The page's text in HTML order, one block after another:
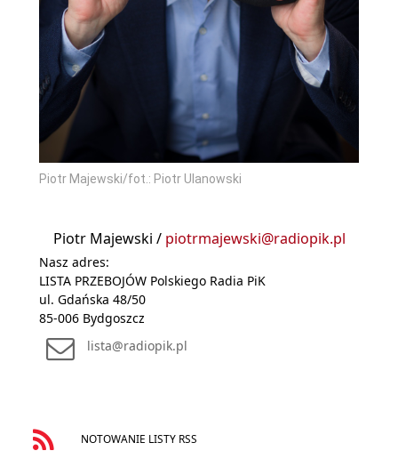
Piotr Majewski/fot.: Piotr Ulanowski
Piotr Majewski / piotrmajewski@radiopik.pl
Nasz adres:
LISTA PRZEBOJÓW Polskiego Radia PiK
ul. Gdańska 48/50
85-006 Bydgoszcz
lista@radiopik.pl
NOTOWANIE LISTY RSS